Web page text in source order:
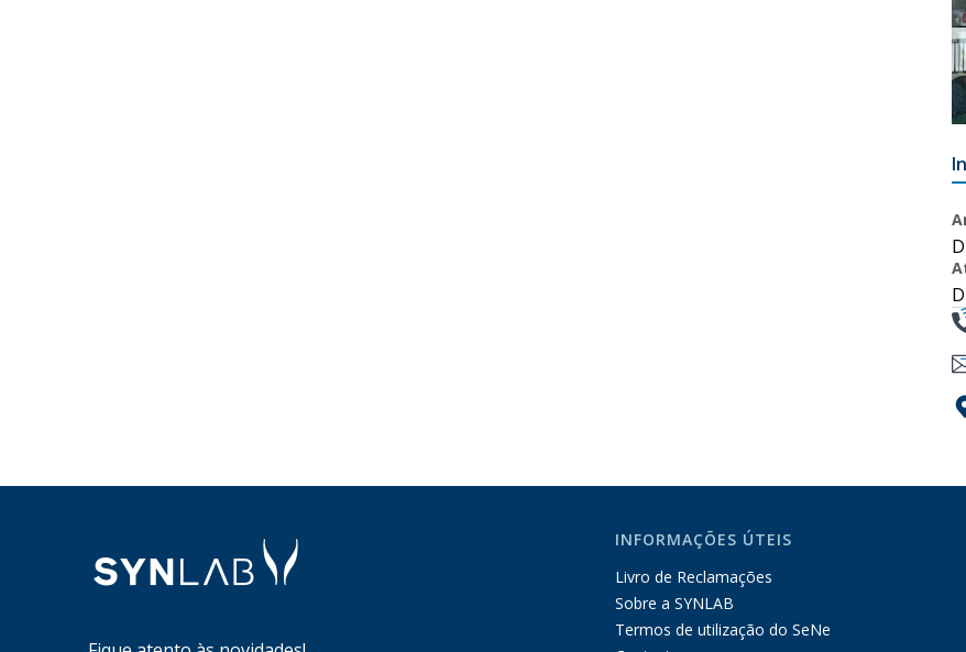
INFORMAÇÕES ÚTEIS
Livro de Reclamações
Sobre a SYNLAB
Termos de utilização do SeNe